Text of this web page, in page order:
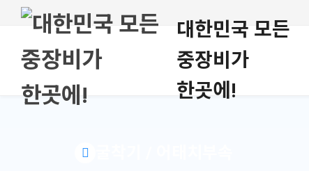
대한민국 모든
중장비가
한곳에!